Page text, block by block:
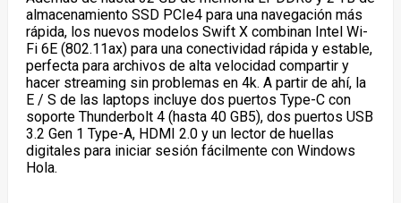
almacenamiento SSD PCIe4para una navegación más
rápida, los nuevos modelos Swift X combinan Intel Wi-
Fi 6E (802.11ax) para una conectividad rápida y estable,
perfecta para archivos de alta velocidad compartir y
hacer streaming sin problemas en 4k. A partir de ahí, la
E / S de las laptops incluye dos puertos Type-C con
soporte Thunderbolt 4 (hasta 40 GB5), dos puertos USB
3.2 Gen 1 Type-A, HDMI 2.0 y un lector de huellas
digitales para iniciar sesión fácilmente con Windows
Hola.